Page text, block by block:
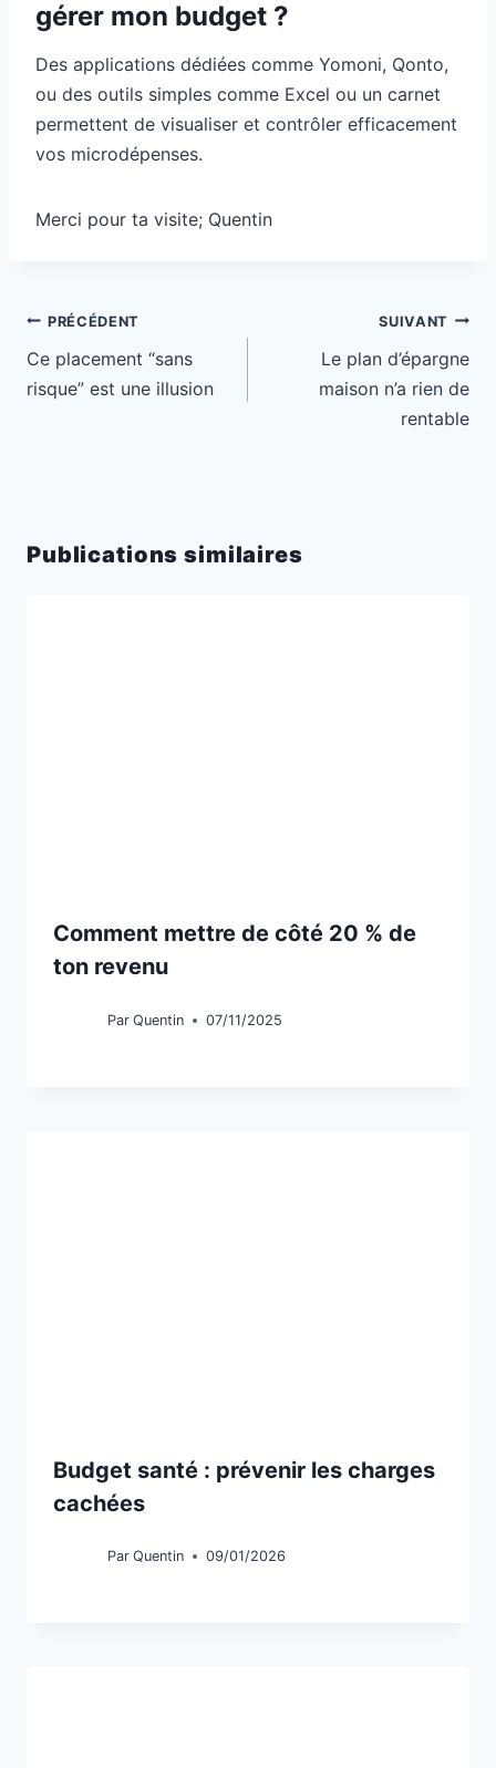
gérer mon budget ?
Des applications dédiées comme Yomoni, Qonto,
ou des outils simples comme Excel ou un carnet
permettent de visualiser et contrôler efficacement
vos microdépenses.
Merci pour ta visite; Quentin
Navigation
de
l’article
PRÉCÉDENT
Ce placement “sans
risque” est une illusion
SUIVANT
Le plan d’épargne
maison n’a rien de
rentable
Publications similaires
Comment mettre de côté 20 % de
ton revenu
Par Quentin 07/11/2025
Budget santé : prévenir les charges
cachées
Par Quentin 09/01/2026